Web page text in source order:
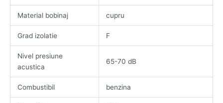
Material bobinaj cupru
Grad izolatie F
Nivel presiune
acustica
65-70 dB
Combustibil benzina